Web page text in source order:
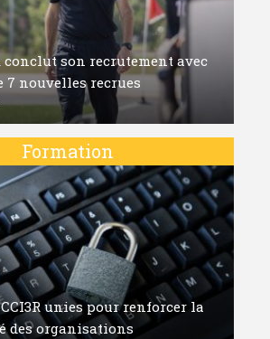
conclut son recrutement avec
7 nouvelles recrues
Formation
CCI3R unies pour renforcer la
des organisations